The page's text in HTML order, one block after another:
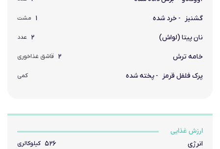
گشنیز - خرد شده ۱ مشت
نان پیتا (لواش) ۲ عدد
خامه ترش ۲ قاشق غذاخوری
پرک فلفل قرمز - پخته شده کمی
ارزش غذایی
انرژی ۵۲۶ کیلوکالری